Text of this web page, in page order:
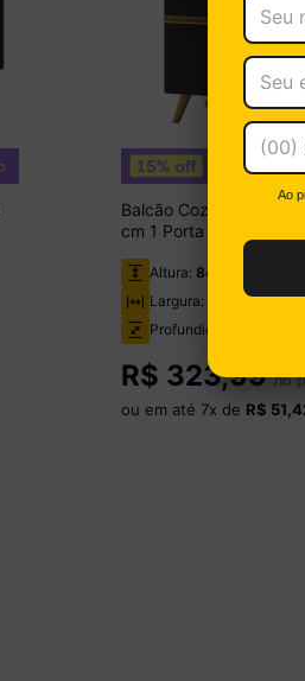
Balcão Cozinha para
cm 1 Porta 1 Gaveta
Multimóveis Preto
Altura: 84 cm
Largura:
70 cm
Profundidade:
R$ 323,99 no
ou em até 7x de R$
Ao